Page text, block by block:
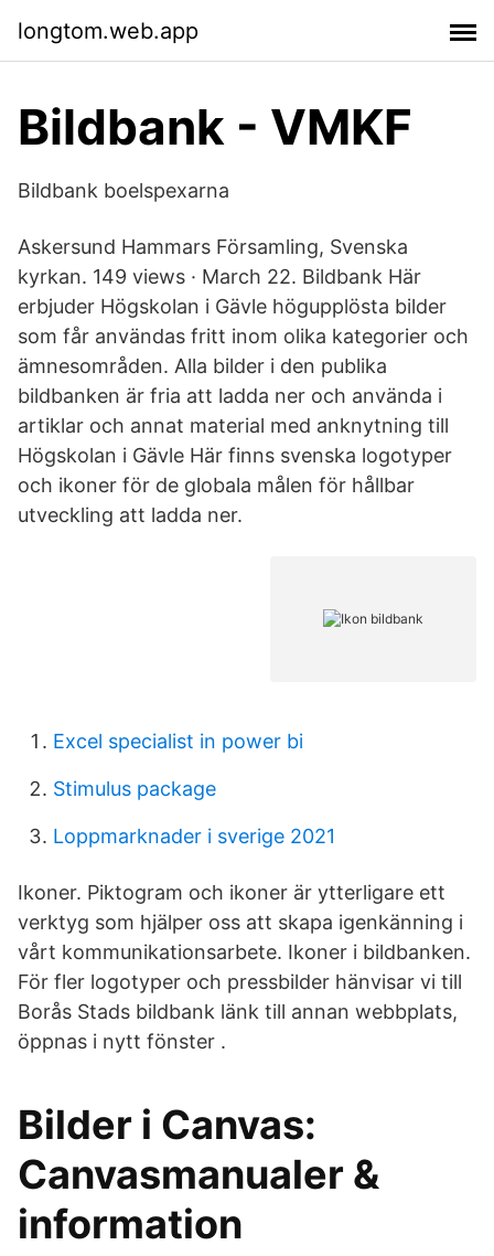
longtom.web.app
Bildbank - VMKF
Bildbank boelspexarna
Askersund Hammars Församling, Svenska
kyrkan. 149 views · March 22. Bildbank Här
erbjuder Högskolan i Gävle högupplösta bilder
som får användas fritt inom olika kategorier och
ämnesområden. Alla bilder i den publika
bildbanken är fria att ladda ner och använda i
artiklar och annat material med anknytning till
Högskolan i Gävle Här finns svenska logotyper
och ikoner för de globala målen för hållbar
utveckling att ladda ner.
Excel specialist in power bi
Stimulus package
Loppmarknader i sverige 2021
Ikoner. Piktogram och ikoner är ytterligare ett
verktyg som hjälper oss att skapa igenkänning i
vårt kommunikationsarbete. Ikoner i bildbanken.
För fler logotyper och pressbilder hänvisar vi till
Borås Stads bildbank länk till annan webbplats,
öppnas i nytt fönster .
Bilder i Canvas:
Canvasmanualer &
information